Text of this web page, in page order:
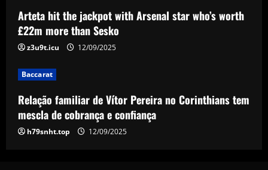
4
Relação familiar de Vítor Pereira no
Corinthians tem mescla de cobrança e
confiança
12/09/2025
5
'fresh start' after providing positive
update on brain infection as partner Will
Still closes in on Southampton move to
provide more support for Sky Sports
Arteta hit the jackpot with Arsenal star who’s worth
£22m more than Sesko
z3u9t.icu 12/09/2025
Baccarat
Relação familiar de Vítor Pereira no Corinthians tem
mescla de cobrança e confiança
h79snht.top 12/09/2025